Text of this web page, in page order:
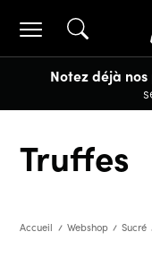
Notez déjà
Truffes
Accueil Webshop Sucré